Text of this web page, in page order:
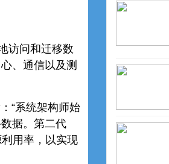
访问和迁移数
、通信以及测
“系统架构师始
据。第二代
用率，以实现